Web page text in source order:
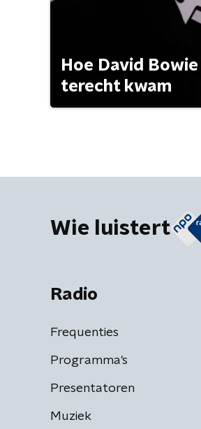
Hoe David
terecht kwam
Wie luistert
Radio
Frequenties
Programma's
Presentatoren
Muziek